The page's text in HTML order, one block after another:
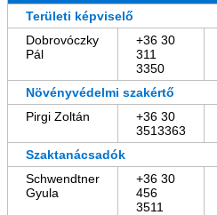
Területi képviselő
Dobrovóczky
Pál
+36 30
311
3350
Növényvédelmi szakértő
Pirgi Zoltán
+36 30
3513363
Szaktanácsadók
Schwendtner
Gyula
+36 30
456
3511